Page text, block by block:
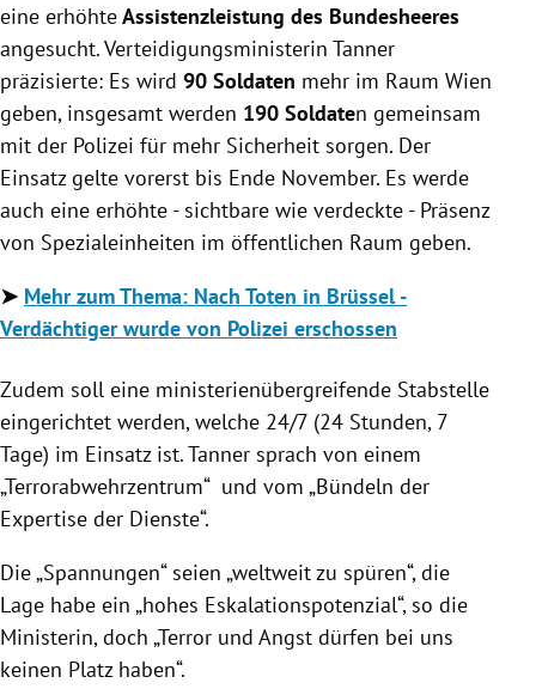
eine erhöhteAssistenzleistung des Bundesheeres
angesucht. Verteidigungsministerin Tanner
präzisierte: Es wird 90 Soldaten mehr im Raum Wien
geben, insgesamt werden 190 Soldaten gemeinsam
mit der Polizei für mehr Sicherheit sorgen. Der
Einsatz gelte vorerst bis Ende November. Es werde
auch eine erhöhte - sichtbare wie verdeckte - Präsenz
von Spezialeinheiten im öffentlichen Raum geben.
➤ Mehr zum Thema: Nach Toten in Brüssel -
Verdächtiger wurde von Polizei erschossen
Zudem soll eine ministerienübergreifende Stabstelle
eingerichtet werden, welche 24/7 (24 Stunden, 7
Tage) im Einsatz ist. Tanner sprach von einem
„Terrorabwehrzentrum“ und vom „Bündeln der
Expertise der Dienste“.
Die „Spannungen“ seien „weltweit zu spüren“, die
Lage habe ein „hohes Eskalationspotenzial“, so die
Ministerin, doch „Terror und Angst dürfen bei uns
keinen Platz haben“.